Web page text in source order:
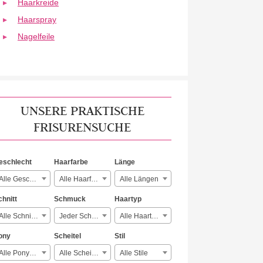
Haarkreide
Haarspray
Nagelfeile
UNSERE PRAKTISCHE
FRISURENSUCHE
Alle Geschlechter
Haarfarbe
Alle Haarfarben
Länge
Alle Längen
Alle Schnitte
Schmuck
Jeder Schmuck
Haartyp
Alle Haartypen
Alle Ponyarten
Scheitel
Alle Scheitelarten
Stil
Alle Stile